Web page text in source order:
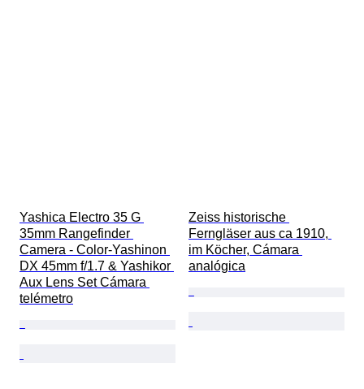
Yashica Electro 35 G
35mm Rangefinder
Camera - Color-Yashinon
DX 45mm f/1.7 & Yashikor
Aux Lens Set Cámara
telémetro
Zeiss historische
Ferngläser aus ca 1910,
im Köcher, Cámara
analógica